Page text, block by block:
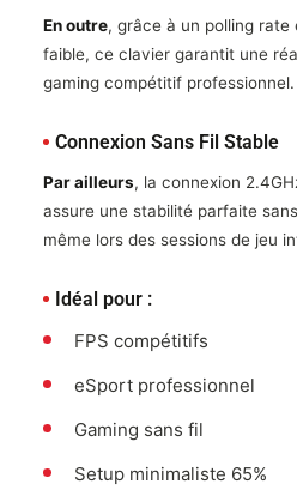
En outre, grâce à un polling
faible, ce clavier garantit une
gaming compétitif professionnel.
Connexion Sans Fil Stable
Par ailleurs, la connexion
assure une stabilité parfaite
même lors des sessions de jeu
Idéal pour :
FPS compétitifs
eSport professionnel
Gaming sans fil
Setup minimaliste 65%